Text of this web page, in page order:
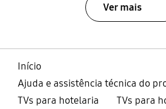
Ver mais
Início
Ajuda e assistência técnica do
TVs para hotelaria
TVs para